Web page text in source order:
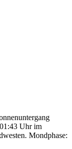
Uhr im
Mondphase: